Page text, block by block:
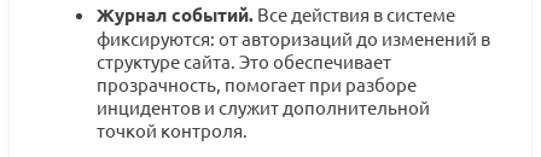
Журнал событий. Все действия в системе
фиксируются: от авторизаций до изменений в
структуре сайта. Это обеспечивает
прозрачность, помогает при разборе
инцидентов и служит дополнительной
точкой контроля.